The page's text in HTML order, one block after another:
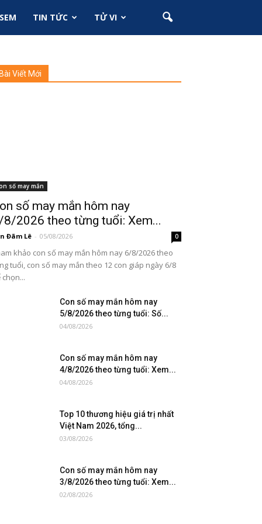
SEM TIN TỨC TỬ VI
Bài Viết Mới
số may mắn
số may mắn hôm nay
8/2026 theo từng tuổi: Xem...
Đãm Lê - 05/08/2026 0
khảo con số may mắn hôm nay 6/8/2026 theo
tuổi, con số may mắn theo 12 con giáp ngày 6/8
chọn...
Con số may mắn hôm nay
5/8/2026 theo từng tuổi: Số...
04/08/2026
Con số may mắn hôm nay
4/8/2026 theo từng tuổi: Xem...
04/08/2026
Top 10 thương hiệu giá trị nhất
Việt Nam 2026, tổng...
03/08/2026
Con số may mắn hôm nay
3/8/2026 theo từng tuổi: Xem...
02/08/2026